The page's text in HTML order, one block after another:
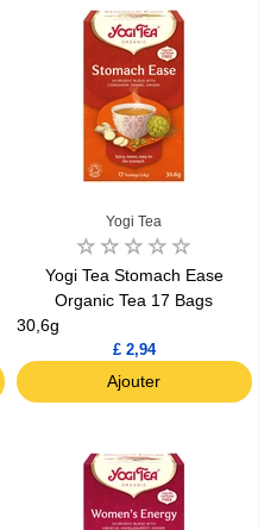
Yogi Tea
Yogi Tea Stomach Ease
Organic Tea 17 Bags
30,6g
£ 2,94
Ajouter